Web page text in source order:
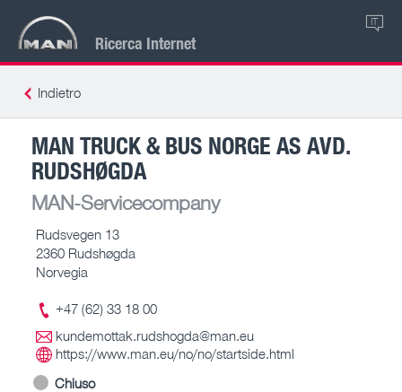
Ricerca Internet
IT
Indietro
MAN TRUCK & BUS NORGE AS AVD.
RUDSHØGDA
MAN-Servicecompany
Rudsvegen 13
2360 Rudshøgda
Norvegia
+47 (62) 33 18 00
kundemottak.rudshogda@man.eu
https://www.man.eu/no/no/startside.html
Chiuso